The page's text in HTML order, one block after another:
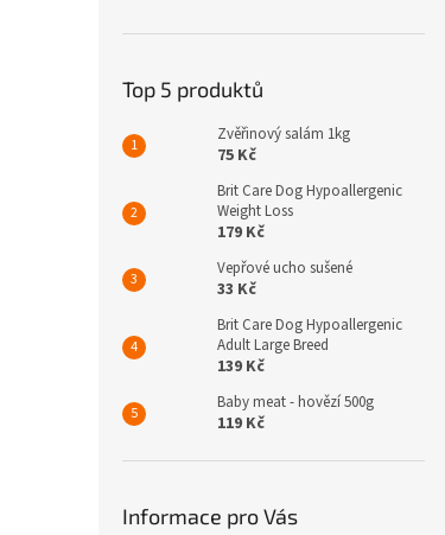
Top 5 produktů
Zvěřinový salám 1kg
75 Kč
Brit Care Dog Hypoallergenic
Weight Loss
179 Kč
Vepřové ucho sušené
33 Kč
Brit Care Dog Hypoallergenic
Adult Large Breed
139 Kč
Baby meat - hovězí 500g
119 Kč
Informace pro Vás